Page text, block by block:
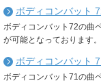
ボディコンバット
ボディコンバット72の曲
が可能となっております。
ボディコンバット
ボディコンバット71の曲